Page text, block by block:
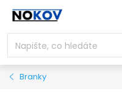
Přejít
obsah
Branky